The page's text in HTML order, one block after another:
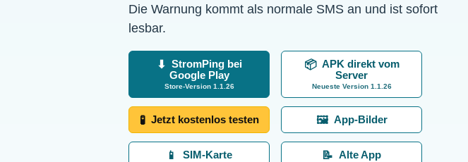
Die Warnung kommt als normale SMS an und ist sofort
lesbar.
⬇ StromPing bei
Google Play
Store-Version 1.1.26
📦 APK direkt vom
Server
Neueste Version 1.1.26
🧪 Jetzt kostenlos testen 🖼️ App-Bilder
📱 SIM-Karte 📝 Alte App